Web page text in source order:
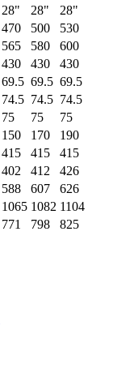
28" 28"
28"
470 500
530
565 580
600
430 430
430
69.5 69.5 69.5
74.5 74.5 74.5
75 75
75
150 170
190
415 415
415
402 412
426
588 607
626
1065 1082 1104
771 798 825